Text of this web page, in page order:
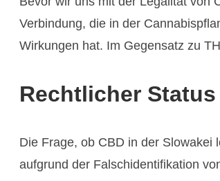
Verbindung, die in der
Wirkungen hat. Im Gegensatz zu
Rechtlicher
Die Frage, ob CBD in der Slowakei
aufgrund der Falschidentifikation